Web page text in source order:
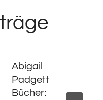
Abigail
Padgett
Bücher: